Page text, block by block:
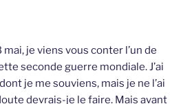
je viens vous conter l’un de
seconde guerre mondiale. J’ai
je me souviens, mais je ne l’ai
devrais-je le faire. Mais avant